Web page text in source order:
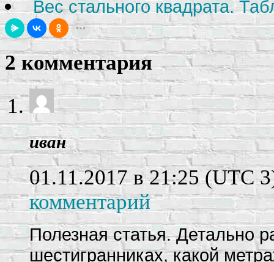
Вес стального квадрата.
2 комментария
иван
01.11.2017 в 21:25(UTC
комментарий
Полезная статья. Детально
шестигранниках, какой